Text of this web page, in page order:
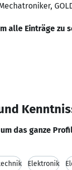
alle Einträge zu
das ganze
Elektronik